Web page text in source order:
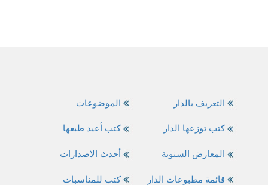
الموضوعات
كتب أعيد طبعها
أحدث الاصدارات
كتب للمناسبات
التعريف بالدار
كتب توزعها الدار
المعارض السنوية
قائمة مطبوعات الدار